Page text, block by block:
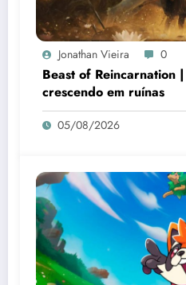
Jonathan Vieira 0
Beast of Reincarnation
crescendo em ruínas
05/08/2026